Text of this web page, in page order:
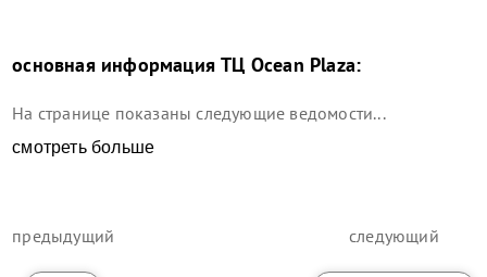
основная информация ТЦ Ocean Plaza:
На странице показаны следующие ведомости...
смотреть больше
предыдущий следующий